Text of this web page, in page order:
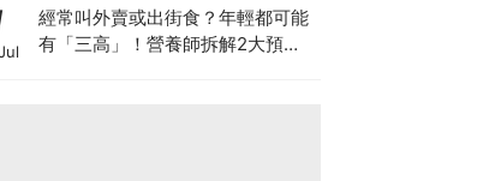
經常叫外賣或出街食？年輕都可能
有「三高」！營養師拆解2大預防